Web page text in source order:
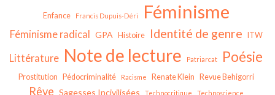
Enfance Francis Dupuis-Déri Féminisme
Féminisme radical GPA Histoire Identité de genre ITW
Littérature Note de lecture Patriarcat Poésie
Prostitution Pédocriminalité Racisme Renate Klein Revue Behigorri
Rêve Sagesses Incivilisées Technocritique Technoscience